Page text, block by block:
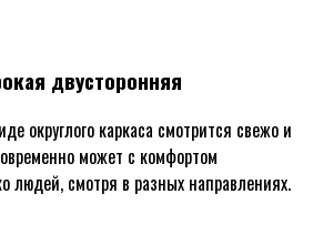
двусторонняя
округлого каркаса смотрится свежо и
может с комфортом
людей, смотря в разных направлениях.